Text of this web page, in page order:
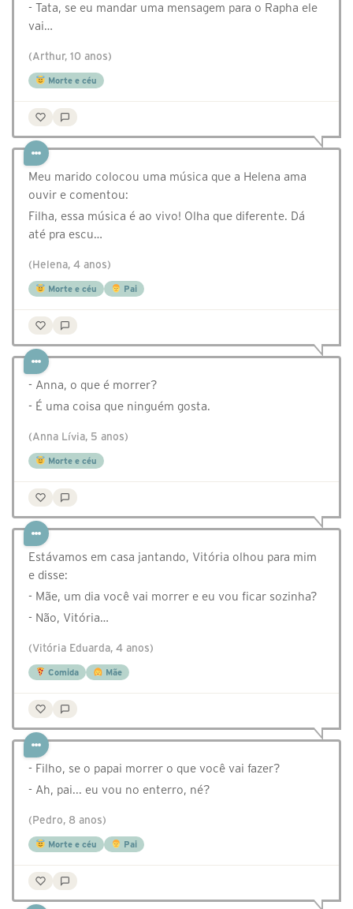
- Tata, se eu mandar uma mensagem para o Rapha ele
vai…
(Arthur, 10 anos)
Morte e céu
Meu marido colocou uma música que a Helena ama
ouvir e comentou:
Filha, essa música é ao vivo! Olha que diferente. Dá
até pra escu…
(Helena, 4 anos)
Morte e céu Pai
- Anna, o que é morrer?
- É uma coisa que ninguém gosta.
(Anna Lívia, 5 anos)
Morte e céu
Estávamos em casa jantando, Vitória olhou para mim
e disse:
- Mãe, um dia você vai morrer e eu vou ficar sozinha?
- Não, Vitória…
(Vitória Eduarda, 4 anos)
Comida Mãe
- Filho, se o papai morrer o que você vai fazer?
- Ah, pai... eu vou no enterro, né?
(Pedro, 8 anos)
Morte e céu Pai